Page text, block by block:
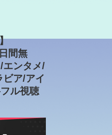
間無
エンタメ/
ビア/アイ
ル視聴